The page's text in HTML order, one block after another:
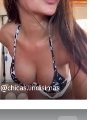
@chicas.lindisimas